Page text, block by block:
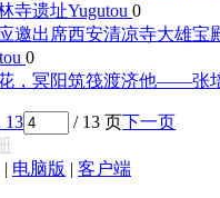
寺遗址Yugutou 0
邀出席西安清凉寺大雄宝
0
，冥阳筑筏渡济他——张
13 / 13 页下一页
| 电脑版 | 客户端